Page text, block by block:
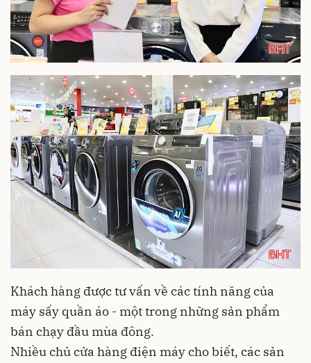
Khách hàng được tư vấn về các tính năng của
máy sấy quần áo - một trong những sản phẩm
bán chạy đầu mùa đông.
Nhiều chủ cửa hàng điện máy cho biết, các sản